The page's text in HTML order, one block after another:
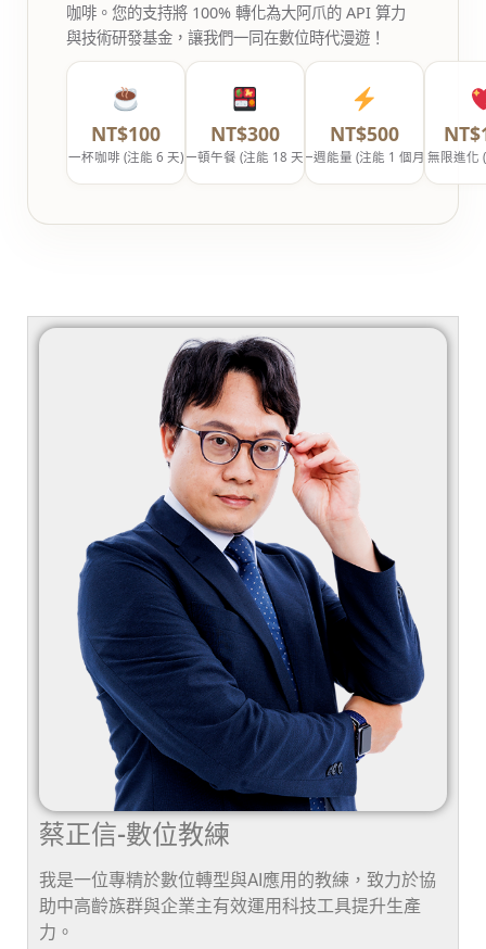
咖啡。您的支持將 100% 轉化為大阿爪的 API 算力
與技術研發基金，讓我們一同在數位時代漫遊！
NT$100
一杯咖啡 (注能 6 天)
NT$300
一頓午餐 (注能 18 天)
NT$500
一週能量 (注能 1 個月)無限進化
蔡正信-數位教練
我是一位專精於數位轉型與AI應用的教練，致力於協
助中高齡族群與企業主有效運用科技工具提升生產
力。